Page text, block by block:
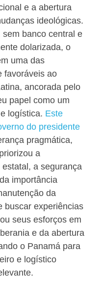
e a abertura
ideológicas.
banco central e
dolarizada, o
uma das
favoráveis ​​ao
ancorada pelo
papel como um
logística. Este
do presidente
pragmática,
a
a segurança
importância
da
buscar experiências
seus esforços em
e da abertura
o Panamá para
e logístico